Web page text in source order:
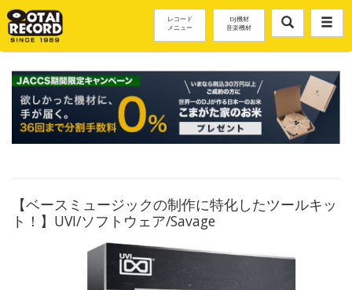
レコード
メニュー
DJ機材
音楽機材
【ベースミュージックの制作に特化したツールキッ
ト！】UVI/ソフトウェア/Savage